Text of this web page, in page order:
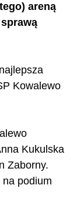
areną
Kowalewo
Kukulska
Zaborny.
podium